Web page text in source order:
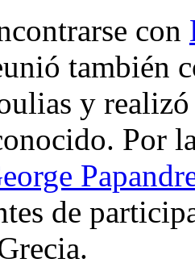
con
también
y
Por
de